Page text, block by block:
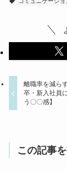
離職率を減ら
卒・新入社員
う〇〇感】
この記事